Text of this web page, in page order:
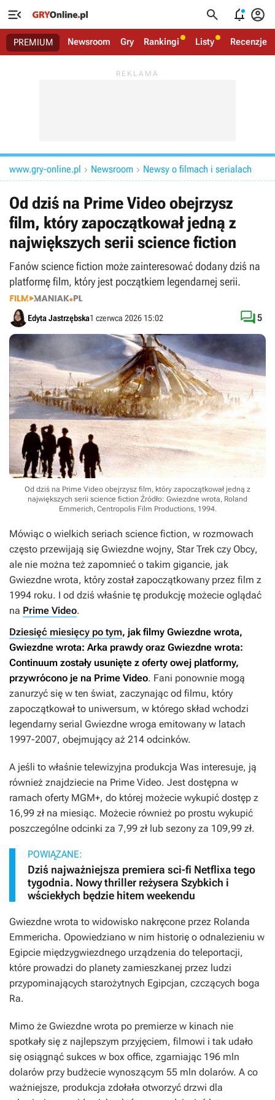
   
PREMIUM Newsroom Gry Rankingi Listy Recenzje
www.gry-online.pl  Newsroom  Newsy o filmach i serialach
Od dziś na Prime Video obejrzysz
film, który zapoczątkował jedną z
największych serii science fiction
Fanów science fiction może zainteresować dodany dziś na
platformę film, który jest początkiem legendarnej serii.
Edyta Jastrzębska1 czerwca 2026 15:02 5
Od dziś na Prime Video obejrzysz film, który zapoczątkował jedną z
największych serii science fiction Źródło: Gwiezdne wrota, Roland
Emmerich, Centropolis Film Productions, 1994.
Mówiąc o wielkich seriach science fiction, w rozmowach
często przewijają się Gwiezdne wojny, Star Trek czy Obcy,
ale nie można też zapomnieć o takim gigancie, jak
Gwiezdne wrota, który został zapoczątkowany przez film z
1994 roku. I od dziś właśnie tę produkcję możecie oglądać
na Prime Video.
Dziesięć miesięcy po tym, jak filmy Gwiezdne wrota,
Gwiezdne wrota: Arka prawdy oraz Gwiezdne wrota:
Continuum zostały usunięte z oferty owej platformy,
przywrócono je na Prime Video. Fani ponownie mogą
zanurzyć się w ten świat, zaczynając od filmu, który
zapoczątkował to uniwersum, w którego skład wchodzi
legendarny serial Gwiezdne wroga emitowany w latach
1997-2007, obejmujący aż 214 odcinków.
A jeśli to właśnie telewizyjna produkcja Was interesuje, ją
również znajdziecie na Prime Video. Jest dostępna w
ramach oferty MGM+, do której możecie wykupić dostęp z
16,99 zł na miesiąc. Możecie również po prostu wykupić
poszczególne odcinki za 7,99 zł lub sezony za 109,99 zł.
POWIĄZANE:
Dziś najważniejsza premiera sci-fi Netflixa tego
tygodnia. Nowy thriller reżysera Szybkich i
wściekłych będzie hitem weekendu
Gwiezdne wrota to widowisko nakręcone przez Rolanda
Emmericha. Opowiedziano w nim historię o odnalezieniu w
Egipcie międzygwiezdnego urządzenia do teleportacji,
które prowadzi do planety zamieszkanej przez ludzi
przypominających starożytnych Egipcjan, czczących boga
Ra.
Mimo że Gwiezdne wrota po premierze w kinach nie
spotkały się z najlepszym przyjęciem, filmowi i tak udało
się osiągnąć sukces w box office, zgarniając 196 mln
dolarów przy budżecie wynoszącym 55 mln dolarów. A co
ważniejsze, produkcja zdołała otworzyć drzwi dla